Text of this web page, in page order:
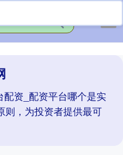
资_配资平台哪个是实
则，为投资者提供最可